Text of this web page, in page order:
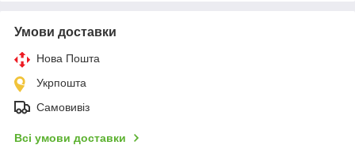
Умови доставки
Нова Пошта
Укрпошта
Самовивіз
Всі умови доставки